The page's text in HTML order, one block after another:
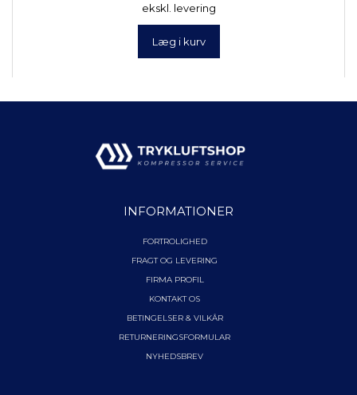
ekskl. levering
Læg i kurv
INFORMATIONER
FORTROLIGHED
FRAGT OG LEVERING
FIRMA PROFIL
KONTAKT OS
BETINGELSER & VILKÅR
RETURNERINGSFORMULAR
NYHEDSBREV